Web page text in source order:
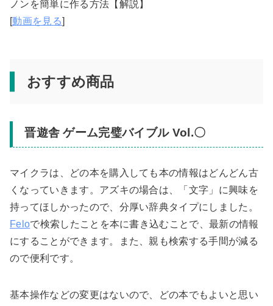
ノンを簡単に作る方法【解説】
[動画を見る]
おすすめ商品
晋遊舎 ゲーム完璧バイブル Vol.〇
マイクラは、どの本を購入しても本の情報はどんどん古
くなっていきます。アズキの場合は、「文字」に興味を
持ってほしかったので、分厚い辞典タイプにしました。
Feloで検索したことを本に書き込むことで、最新の情報
にすることができます。また、親も検索する手間が減る
ので便利です。
基本操作などの変更はないので、どの本でもよいと思い